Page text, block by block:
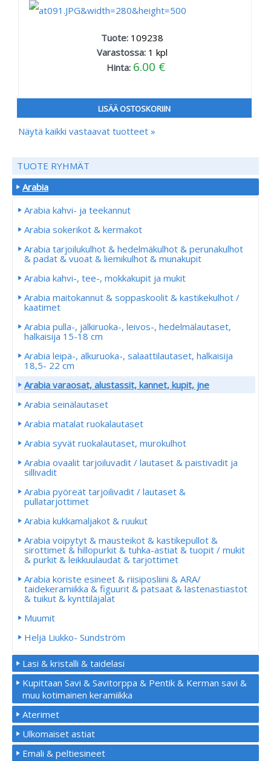
Tuote: 109238
Varastossa: 1 kpl
Hinta: 6.00 €
LISÄÄ OSTOSKORIIN
Näytä kaikki vastaavat tuotteet »
TUOTE RYHMÄT
Arabia
Arabia kahvi- ja teekannut
Arabia sokerikot & kermakot
Arabia tarjoilukulhot & hedelmäkulhot & perunakulhot
& padat & vuoat & liemikulhot & munakupit
Arabia kahvi-, tee-, mokkakupit ja mukit
Arabia maitokannut & soppaskoolit & kastikekulhot /
kaatimet
Arabia pulla-, jälkiruoka-, leivos-, hedelmälautaset,
halkaisija 15-18 cm
Arabia leipä-, alkuruoka-, salaattilautaset, halkaisija
18,5- 22 cm
Arabia varaosat, alustassit, kannet, kupit, jne
Arabia seinälautaset
Arabia matalat ruokalautaset
Arabia syvät ruokalautaset, murokulhot
Arabia ovaalit tarjoiluvadit / lautaset & paistivadit ja
sillivadit
Arabia pyöreät tarjoilivadit / lautaset &
pullatarjottimet
Arabia kukkamaljakot & ruukut
Arabia voipytyt & mausteikot & kastikepullot &
sirottimet & hillopurkit & tuhka-astiat & tuopit / mukit
& purkit & leikkuulaudat & tarjottimet
Arabia koriste esineet & riisiposliini & ARA/
taidekeramiikka & figuurit & patsaat & lastenastiastot
& tuikut & kynttiläjalat
Muumit
Heljä Liukko- Sundström
Lasi & kristalli & taidelasi
Kupittaan Savi & Savitorppa & Pentik & Kerman savi &
muu kotimainen keramiikka
Aterimet
Ulkomaiset astiat
Emali & peltiesineet